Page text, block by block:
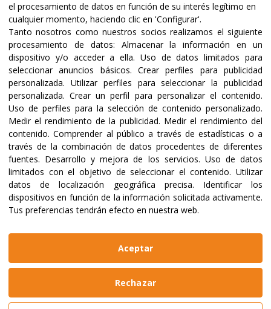
Certificaciones y acreditaciones
Manual de identidad
Web realizada porBikuma
el procesamiento de datos en función de su interés legítimo en
cualquier momento, haciendo clic en 'Configurar'.
Tanto nosotros como nuestros socios realizamos el siguiente
procesamiento de datos: Almacenar la información en un
dispositivo y/o acceder a ella. Uso de datos limitados para
seleccionar anuncios básicos.Crear perfiles para publicidad
personalizada. Utilizar perfiles para seleccionar la publicidad
personalizada.Crear un perfil para personalizar el contenido.
Uso de perfiles para la selección de contenido personalizado.
Medir el rendimiento de la publicidad. Medir el rendimiento del
contenido.Comprender al público a través de estadísticas o a
través de la combinación de datos procedentes de diferentes
fuentes. Desarrollo y mejora de los servicios. Uso de datos
limitados con el objetivo de seleccionar el contenido. Utilizar
datos de localización geográfica precisa. Identificar los
dispositivos en función de la información solicitada activamente.
Tus preferencias tendrán efecto en nuestra web.
Rechazar
Aceptar
Aviso Legal